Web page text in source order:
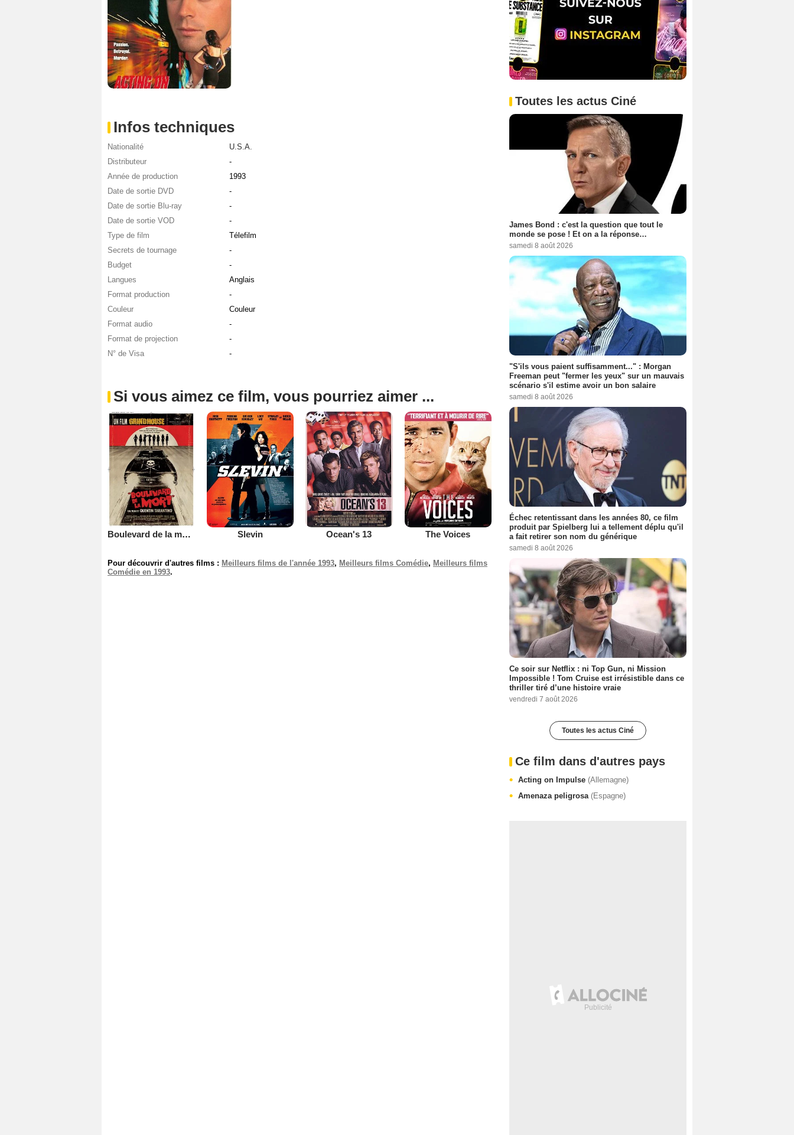
Infos techniques
Nationalité
U.S.A.
Distributeur
-
Année de production
1993
Date de sortie DVD
-
Date de sortie Blu-ray
-
Date de sortie VOD
-
Type de film
Télefilm
Secrets de tournage
-
Budget
-
Langues
Anglais
Format production
-
Couleur
Couleur
Format audio
-
Format de projection
-
N° de Visa
-
Si vous aimez ce film, vous pourriez aimer ...
Boulevard de la mort - un film Grindhouse Slevin Ocean's 13 The Voices
Pour découvrir d'autres films : Meilleurs films de l'année 1993, Meilleurs films Comédie, Meilleurs films
Comédie en 1993.
Toutes les actus Ciné
James Bond : c'est la question que tout le
monde se pose ! Et on a la réponse…
samedi 8 août 2026
"S'ils vous paient suffisamment..." : Morgan
Freeman peut "fermer les yeux" sur un mauvais
scénario s'il estime avoir un bon salaire
samedi 8 août 2026
Échec retentissant dans les années 80, ce film
produit par Spielberg lui a tellement déplu qu'il
a fait retirer son nom du générique
samedi 8 août 2026
Ce soir sur Netflix : ni Top Gun, ni Mission
Impossible ! Tom Cruise est irrésistible dans ce
thriller tiré d’une histoire vraie
vendredi 7 août 2026
Toutes les actus Ciné
Ce film dans d'autres pays
Acting on Impulse (Allemagne)
Amenaza peligrosa (Espagne)